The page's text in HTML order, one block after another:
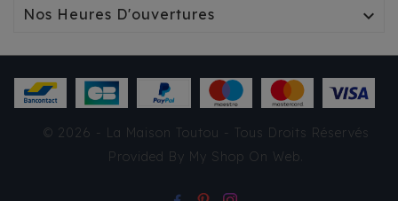
SAC BANDOULIÈRE
84,90 €
Nos Heures D'ouvertures 
© 2026 - La Maison Toutou - Tous Droits Réservés
Provided By My Shop On Web